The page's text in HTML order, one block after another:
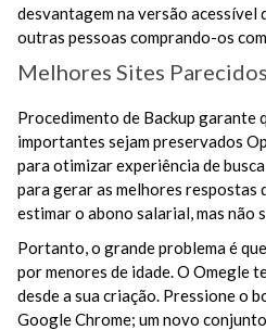
desvantagem na versão acessível
outras pessoas comprando-os
Melhores Sites
Procedimento de Backup garante
importantes sejam preservados
para otimizar experiência de
para gerar as melhores respostas
estimar o abono salarial, mas não
Portanto, o grande problema é
por menores de idade. O Omegle
desde a sua criação. Pressione o
Google Chrome; um novo